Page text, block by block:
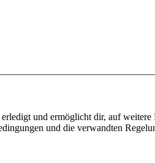
und ermöglicht dir, auf
und die verwandten